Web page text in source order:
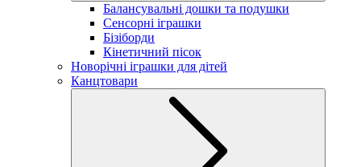
Балансувальні дошки та подушки
Сенсорні іграшки
Бізіборди
Кінетичний пісок
Новорічні іграшки для дітей
Канцтовари